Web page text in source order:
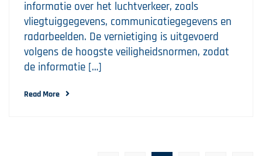
informatie over het luchtverkeer, zoals
vliegtuiggegevens, communicatiegegevens en
radarbeelden. De vernietiging is uitgevoerd
volgens de hoogste veiligheidsnormen, zodat
de informatie […]
Read More